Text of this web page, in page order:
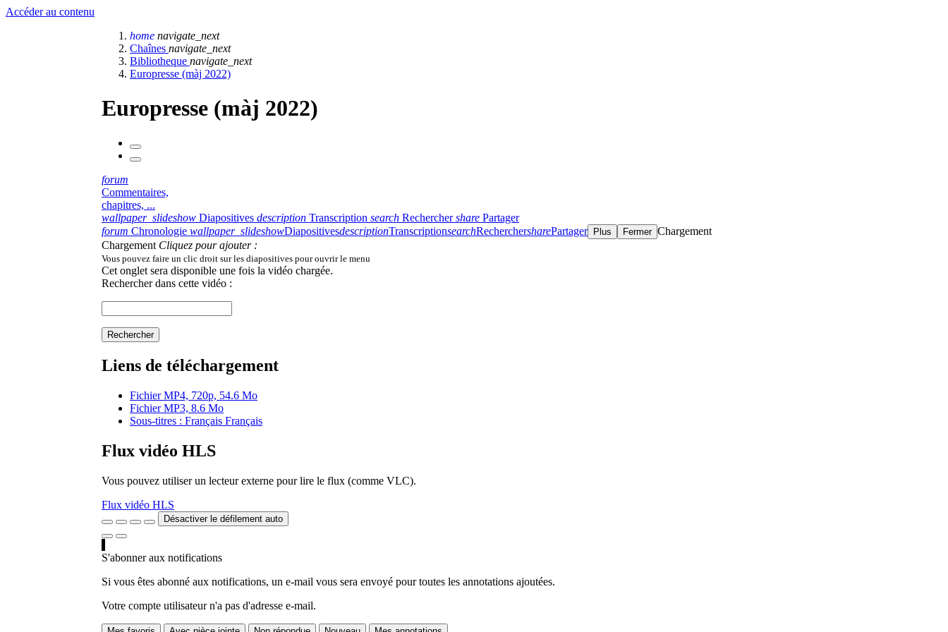
Accéder au contenu
home navigate_next
Chaînes navigate_next
Bibliotheque navigate_next
Europresse (màj 2022)
Europresse (màj 2022)
forum
Commentaires,
chapitres, ...
wallpaper_slideshow Diapositives description Transcription search Rechercher share Partager
forum Chronologie wallpaper_slideshowDiapositivesdescriptionTranscriptionsearchRecherchersharePartager Plus Fermer Chargement
Chargement Cliquez pour ajouter :
Vous pouvez faire un clic droit sur les diapositives pour ouvrir le menu
Cet onglet sera disponible une fois la vidéo chargée.
Rechercher dans cette vidéo :
Rechercher
Liens de téléchargement
Fichier MP4, 720p, 54.6 Mo
Fichier MP3, 8.6 Mo
Sous-titres : Français Français
Flux vidéo HLS
Vous pouvez utiliser un lecteur externe pour lire le flux (comme VLC).
Flux vidéo HLS
Désactiver le défilement auto
S'abonner aux notifications
Si vous êtes abonné aux notifications, un e-mail vous sera envoyé pour toutes les annotations ajoutées.
Votre compte utilisateur n'a pas d'adresse e-mail.